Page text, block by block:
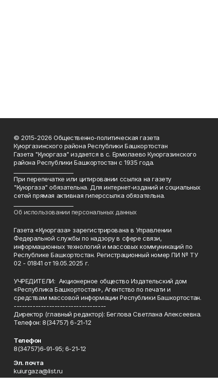
© 2015-2026 Общественно-политическая газета
Куюргазинского района Республики Башкортостан
Газета "Куюргаза" издается в с. Ермолаево Куюргазинского
района Республики Башкортостан с 1935 года.
При перепечатке или цитировании ссылка на газету
"Куюргаза" обязательна. Для интернет-изданий и социальных
сетей прямая активная гиперссылка обязательна.
Об использовании персональных данных
Газета «Куюргаза» зарегистрирована в Управлении
Федеральной службы по надзору в сфере связи,
информационных технологий и массовых коммуникаций по
Республике Башкортостан. Регистрационный номер ПИ № ТУ
02 - 01841 от 19.05.2025 г.
УЧРЕДИТЕЛИ: Акционерное общество Издательский дом
«Республика Башкортостан», Агентство по печати и
средствам массовой информации Республики Башкортостан.
----------------------------------
Директор (главный редактор): Беглова Светлана Алексеевна.
Телефон: 8(34757) 6-21-12
Телефон
8(34757)6-91-95; 6-21-12
Эл. почта
kuiurgaza@list.ru